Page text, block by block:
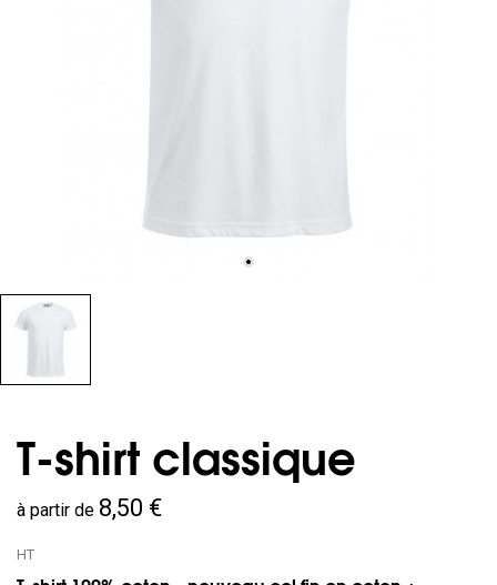
T-shirt classique
à partir de 8,50 €
HT